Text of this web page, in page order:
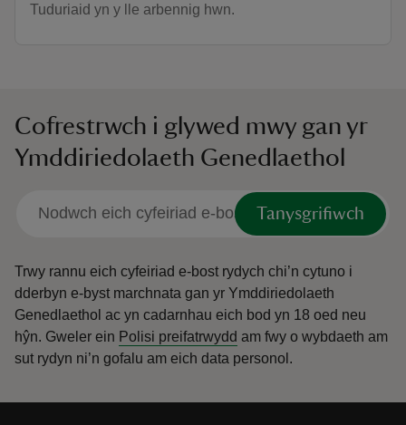
Tuduriaid yn y lle arbennig hwn.
Cofrestrwch i glywed mwy gan yr
Ymddiriedolaeth Genedlaethol
Tanysgrifiwch
Trwy rannu eich cyfeiriad e-bost rydych chi’n cytuno i
dderbyn e-byst marchnata gan yr Ymddiriedolaeth
Genedlaethol ac yn cadarnhau eich bod yn 18 oed neu
hŷn. Gweler ein Polisi preifatrwydd am fwy o wybdaeth am
sut rydyn ni’n gofalu am eich data personol.